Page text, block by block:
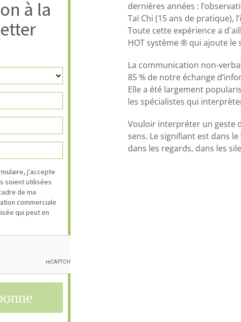
dernières années :
Taï Chi (15 ans de pratique),
Toute cette expérience a
HOT système ® qui ajoute le
La communication non-
85 % de notre échange
Elle a été largement
les spécialistes qui
Vouloir interpréter un geste
sens. Le signifiant est dans
dans les regards, dans les